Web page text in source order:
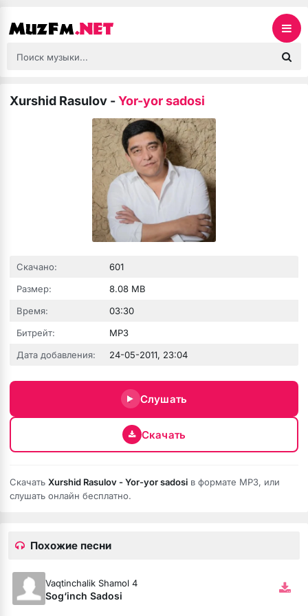
Xurshid Rasulov -Yor-yor sadosi
Скачано:
601
Размер:
8.08 MB
Время:
03:30
Битрейт:
MP3
Дата добавления:
24-05-2011, 23:04
Слушать
Скачать
Скачать Xurshid Rasulov - Yor-yor sadosi в формате MP3, или
слушать онлайн бесплатно.
Похожие песни
Vaqtinchalik Shamol 4
Sog‘inch Sadosi